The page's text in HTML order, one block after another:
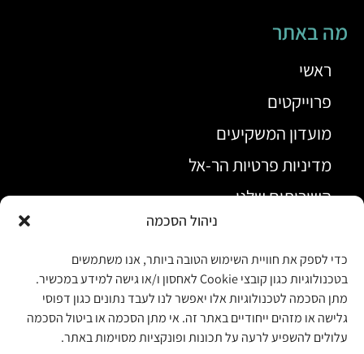
ניהול הסכמה
כדי לספק את חוויית השימוש הטובה ביותר, אנו משתמשים
בטכנולוגיות כגון קובצי Cookie לאחסון ו/או גישה למידע במכשיר.
מתן הסכמה לטכנולוגיות אלו יאפשר לנו לעבד נתונים כגון דפוסי
גלישה או מזהים ייחודיים באתר זה. אי מתן הסכמה או ביטול הסכמה
עלולים להשפיע לרעה על תכונות ופונקציות מסוימות באתר.
מה באתר
אודות
השירותים שלנו
מדיניות פרטיות הר-אל
מועדון המשקיעים
פרוייקטים
ראשי
דרכים ליצירת קשר
0515658032